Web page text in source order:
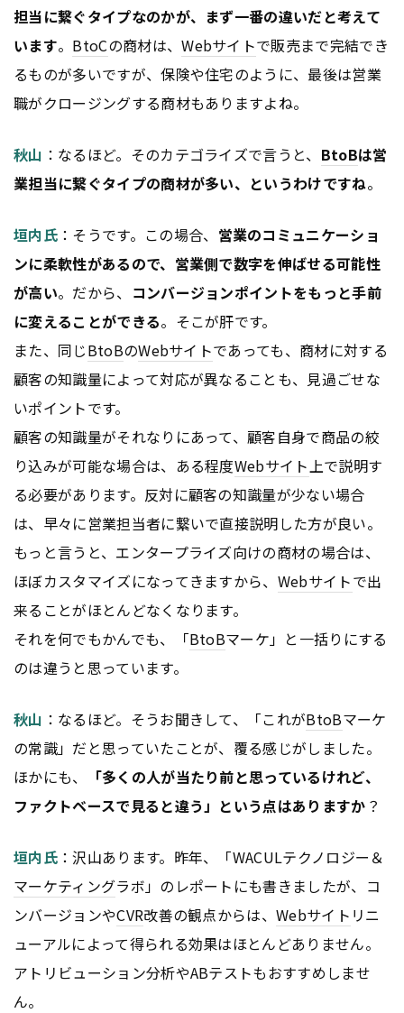
担当に繋ぐタイプなのかが、まず一番の違いだと考えて
います。 BtoCの商材は、Webサイトで販売まで完結でき
るものが多いですが、保険や住宅のように、最後は営業
職がクロージングする商材もありますよね。
秋山 ：なるほど。そのカテゴライズで言うと、 BtoBは営
業担当に繋ぐタイプの商材が多い、というわけですね。
垣内氏：そうです。この場合、 営業のコミュニケーショ
ンに柔軟性があるので、営業側で数字を伸ばせる可能性
が高い。だから、 コンバージョンポイントをもっと手前
に変えることができる。そこが肝です。
また、同じBtoBのWebサイトであっても、商材に対する
顧客の知識量によって対応が異なることも、見過ごせな
いポイントです。
顧客の知識量がそれなりにあって、顧客自身で商品の絞
り込みが可能な場合は、ある程度Webサイト上で説明す
る必要があります。反対に顧客の知識量が少ない場合
は、早々に営業担当者に繋いで直接説明した方が良い。
もっと言うと、エンタープライズ向けの商材の場合は、
ほぼカスタマイズになってきますから、 Webサイトで出
来ることがほとんどなくなります。
それを何でもかんでも、「BtoBマーケ」と一括りにする
のは違うと思っています。
秋山 ：なるほど。そうお聞きして、「これがBtoBマーケ
の常識」だと思っていたことが、覆る感じがしました。
ほかにも、
「多くの人が当たり前と思っているけれど、
ファクトベースで見ると違う」という点はありますか ？
垣内氏：沢山あります。昨年、「WACULテクノロジー＆
マーケティングラボ」のレポートにも書きましたが、コ
ンバージョンやCVR改善の観点からは、Webサイト リニ
ューアルによって得られる効果はほとんどありません。
アトリビューション分析やABテストもおすすめしませ
ん。